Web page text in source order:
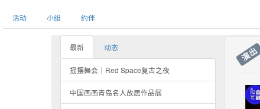
活动 小组 约伴
最新 动态
摇摆舞会｜Red Space复古之夜
中国画画青岛名人故居作品展
演出